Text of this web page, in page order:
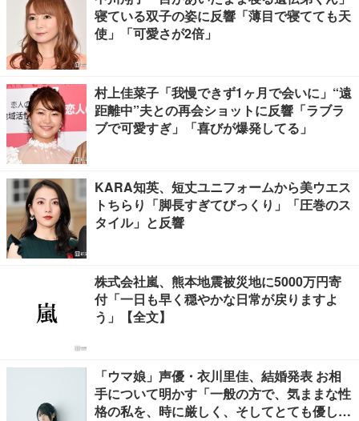
寝ている双子の姿に反響「薄目で寝てても天
使」「可愛さが2倍」
村上佳菜子「我慢できず1ヶ月で会いに」“遠
距離中”夫との再会ショットに反響「ラブラ
ブで可愛すぎ」「喜びが爆発してる」
KARA知英、短丈ユニフォームから美ウエス
トちらり「脚長すぎてびっくり」「圧巻のス
タイル」と反響
株式会社嵐、熊本地震被災地に5000万円寄
付「一日も早く穏やかな日常が戻りますよ
う」【全文】
「ウマ娘」声優・衣川里佳、結婚発表 お相
手について明かす「一般の方で、気ままな性
格の私を、時に厳しく、そしてとても優し